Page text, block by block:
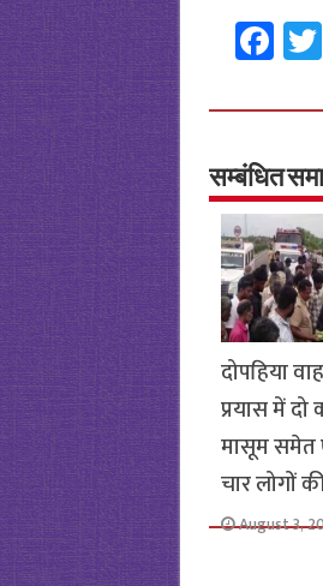
Fa
ce
b
o
o
k
सम्बंधित
दोपहिया
प्रयास में दो
मासूम समेत
चार लोगों
August 3,